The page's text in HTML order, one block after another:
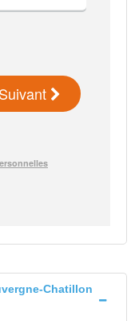
Chatillon